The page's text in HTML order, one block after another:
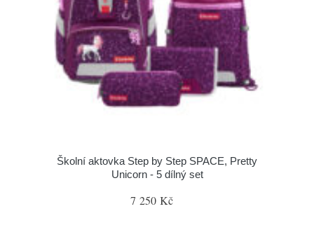
Školní aktovka Step by Step SPACE, Pretty
Unicorn - 5 dílný set
7 250 Kč